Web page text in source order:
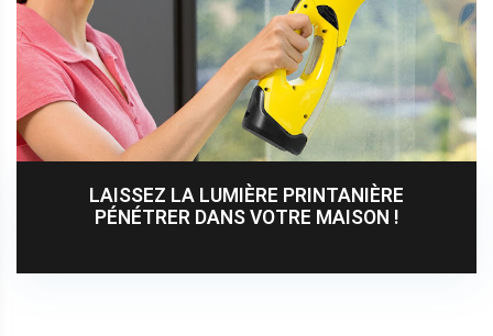
LAISSEZ LA LUMIÈRE PRINTANIÈRE
PÉNÉTRER DANS VOTRE MAISON !